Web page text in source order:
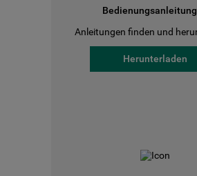
Anleitungen finden und
Herunterladen